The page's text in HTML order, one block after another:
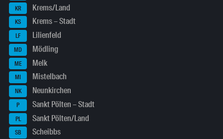
KR Krems/Land
KS Krems – Stadt
LF Lilienfeld
MD Mödling
ME Melk
MI Mistelbach
NK Neunkirchen
P Sankt Pölten – Stadt
PL Sankt Pölten/Land
SB Scheibbs